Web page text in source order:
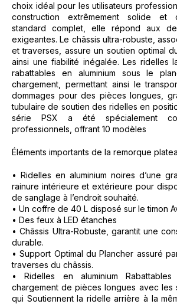
choix idéal pour les utilisateurs
construction extrêmement solide et
standard complet, elle répond aux
exigeantes. Le châssis ultra-robuste,
et traverses, assure un soutien optimal
ainsi une fiabilité inégalée. Les ridelles
rabattables en aluminium sous le
chargement, permettant ainsi le
dommages pour des pièces longues,
tubulaire de soutien des ridelles en
série PSX a été spécialement
professionnels, offrant 10 modèles
Éléments importants de la remorque
• Ridelles en aluminium noires d’une
rainure intérieure et extérieure pour
de sanglage à l’endroit souhaité.
• Un coffre de 40 L disposé sur le timon
• Des feux à LED étanches
• Châssis Ultra-Robuste, garantit une
durable.
• Support Optimal du Plancher assuré
traverses du châssis.
• Ridelles en aluminium
chargement de pièces longues avec les
qui Soutiennent la ridelle arrière à la